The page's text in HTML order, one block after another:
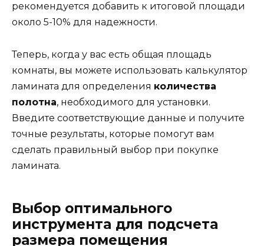
рекомендуется добавить к итоговой площади
около 5-10% для надежности.
Теперь, когда у вас есть общая площадь
комнаты, вы можете использовать калькулятор
ламината для определения количества
полотна, необходимого для установки.
Введите соответствующие данные и получите
точные результаты, которые помогут вам
сделать правильный выбор при покупке
ламината.
Выбор оптимального
инструмента для подсчета
размера помещения